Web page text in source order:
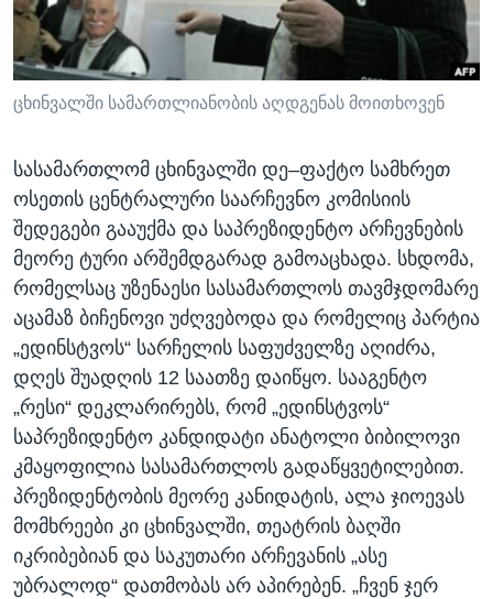
ᲡᲢᲣᲓᲘᲐ ᲕᲐᲨᲘᲜᲒᲢᲝᲜᲘ
ᲔᲙᲝᲜᲝᲛᲘᲙᲐ
ᲯᲐᲜᲛᲠᲗᲔᲚᲝᲑᲐ
ᲛᲔᲪᲜᲘᲔᲠᲔᲑᲐ
ᲙᲣᲚᲢᲣᲠᲐ
ᲒᲐᲚᲘᲚᲔᲝ
ᲓᲔᲖᲘᲜᲤᲝᲠᲛᲐᲪᲘᲐ
Learning English
ᲗᲕᲐᲚᲘ ᲒᲕᲐᲓᲔᲕᲜᲔᲗ
ენები
ცხინვალში სამართლიანობის აღდგენას მოითხოვენ
სასამართლომ ცხინვალში დე–ფაქტო სამხრეთ
ოსეთის ცენტრალური საარჩევნო კომისიის
შედეგები გააუქმა და საპრეზიდენტო არჩევნების
მეორე ტური არშემდგარად გამოაცხადა. სხდომა,
რომელსაც უზენაესი სასამართლოს თავმჯდომარე
აცამაზ ბიჩენოვი უძღვებოდა და რომელიც პარტია
„ედინსტვოს“ სარჩელის საფუძველზე აღიძრა,
დღეს შუადღის 12 საათზე დაიწყო. სააგენტო
„რესი“ დეკლარირებს, რომ „ედინსტვოს“
საპრეზიდენტო კანდიდატი ანატოლი ბიბილოვი
კმაყოფილია სასამართლოს გადაწყვეტილებით.
პრეზიდენტობის მეორე კანიდატის, ალა ჯიოევას
მომხრეები კი ცხინვალში, თეატრის ბაღში
იკრიბებიან და საკუთარი არჩევანის „ასე
უბრალოდ“ დათმობას არ აპირებენ. „ჩვენ ჯერ